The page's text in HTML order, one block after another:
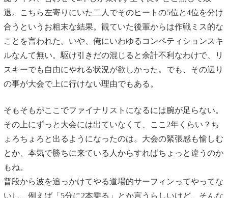
退。こちら左寄りにいた二人でそのヒートの5位と4位を分け
合うというお粗末な結果。 観ていた後輩からは作戦ミス的な
ことを言われた。いや、俺にいわゆるコンペティションスキ
ルなんて無い。駆け引きだの混じると余計不利なわけで、リ
スキーでも自由にやれる状況が欲しかった。でも、その辺り
の事が大会で上に行けない理由でもある。
そもそもがここでファイナリストになるには腕が足らない。
その上にずっと大会には出ていなくて、ここ2年くらい？ち
ょろちょろと出るようになったのは。大会の緊張感も愉しむ
とか、本気で勝ちに来ている人からすればちょっと違うのか
もね。
普段から波を追っかけてやる道場的サーフィンってやってな
いし、例えば「5分に2本乗る」とか言うらしいけど、そんな